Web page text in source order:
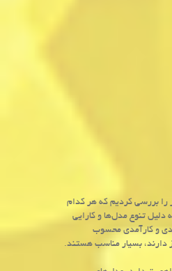
شما از یک دستگاه چاپ دارد. در این مقاله، ۱۰ برند برتر پرینتر را بررسی کردیم که هر کدام
دلیل تنوع مدل‌ها و کارایی
و کارآمدی محسوب
دارند، بسیار مناسب هستند.